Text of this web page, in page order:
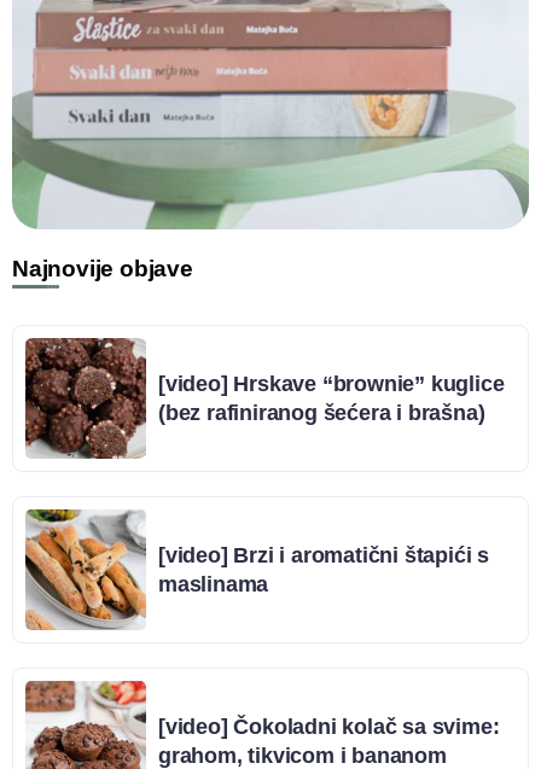
Najnovije objave
[video] Hrskave “brownie” kuglice
(bez rafiniranog šećera i brašna)
[video] Brzi i aromatični štapići s
maslinama
[video] Čokoladni kolač sa svime:
grahom, tikvicom i bananom